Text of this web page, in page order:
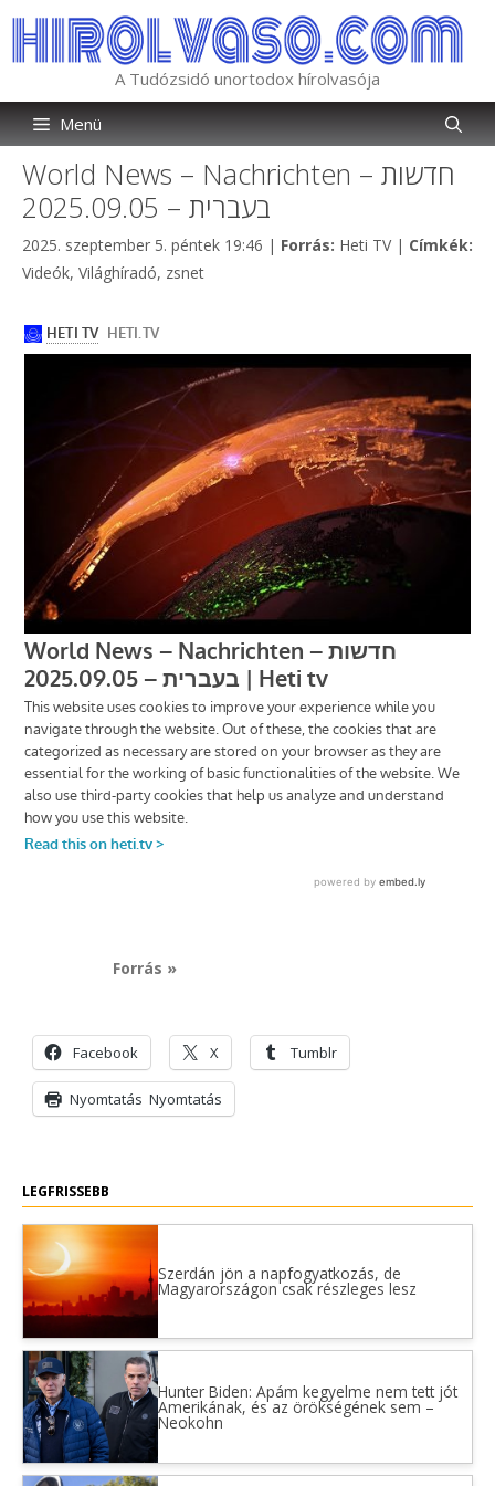
tartalomba
A Tudózsidó unortodox hírolvasója
Menü
World News – Nachrichten – חדשות
בעברית – 2025.09.05
2025. szeptember 5. péntek 19:46 | Forrás: Kategória
Heti TV | Címkék:
Címkék
Videók, Világhíradó, zsnet
Forrás »
Facebook X Tumblr
Nyomtatás Nyomtatás
LEGFRISSEBB
Szerdán jön a napfogyatkozás, de
Magyarországon csak részleges lesz
Hunter Biden: Apám kegyelme nem tett jót
Amerikának, és az örökségének sem –
Neokohn